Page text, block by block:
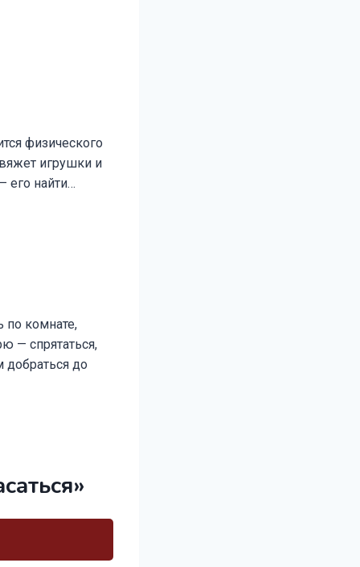
физического
игрушки и
его найти…
по комнате,
— спрятаться,
добраться до